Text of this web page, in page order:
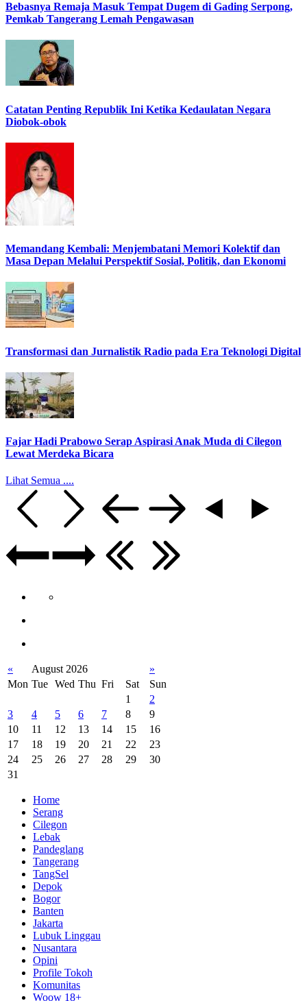
Bebasnya Remaja Masuk Tempat Dugem di Gading Serpong,
Pemkab Tangerang Lemah Pengawasan
Catatan Penting Republik Ini Ketika Kedaulatan Negara
Diobok-obok
Memandang Kembali: Menjembatani Memori Kolektif dan
Masa Depan Melalui Perspektif Sosial, Politik, dan Ekonomi
Transformasi dan Jurnalistik Radio pada Era Teknologi Digital
Fajar Hadi Prabowo Serap Aspirasi Anak Muda di Cilegon
Lewat Merdeka Bicara
Lihat Semua ....
« August 2026
»
Mon Tue Wed Thu Fri Sat
Sun
1
2
3
4 5 6 7 8
9
10
11 12 13 14 15
16
17
18 19 20 21 22
23
24
25 26 27 28 29
30
31
Home
Serang
Cilegon
Lebak
Pandeglang
Tangerang
TangSel
Depok
Bogor
Banten
Jakarta
Lubuk Linggau
Nusantara
Opini
Profile Tokoh
Komunitas
Woow 18+